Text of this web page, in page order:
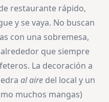
restaurante rápido,
y se vaya. No buscan
con una sobremesa,
que siempre
La decoración a
al aire del local y un
muchos mangas)